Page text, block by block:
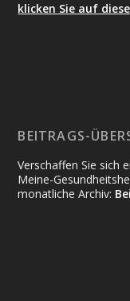
klicken Sie auf
BEITRAGS-
Verschaffen Sie sich
Meine-
monatliche Archiv: